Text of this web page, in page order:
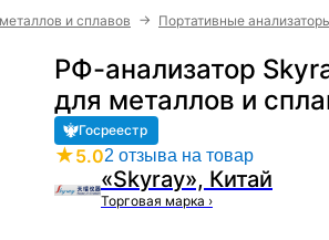
и сплавов → Портативные
РФ-анализатор
для металлов и
Госреестр
★5.02 отзыва на товар
«Skyray», Китай
Торговая марка ›